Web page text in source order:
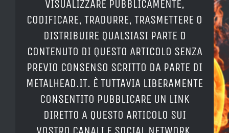
VISUALIZZARE PUBBLICAMENTE,
CODIFICARE, TRADURRE, TRASMETTERE O
DISTRIBUIRE QUALSIASI PARTE O
CONTENUTO DI QUESTO ARTICOLO SENZA
PREVIO CONSENSO SCRITTO DA PARTE DI
METALHEAD.IT. È TUTTAVIA LIBERAMENTE
CONSENTITO PUBBLICARE UN LINK
DIRETTO A QUESTO ARTICOLO SUI